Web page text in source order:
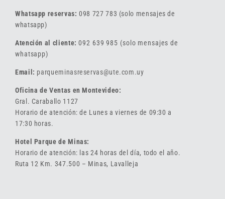
Whatsapp reservas: 098 727 783 (solo mensajes de
whatsapp)
Atención al cliente:092 639 985 (solo mensajes de
whatsapp)
Email: parqueminasreservas@ute.com.uy
Oficina de Ventas en Montevideo:
Gral. Caraballo 1127
Horario de atención: de Lunes a viernes de 09:30 a
17:30 horas.
Hotel Parque de Minas:
Horario de atención: las 24 horas del día, todo el año.
Ruta 12 Km. 347.500 – Minas, Lavalleja